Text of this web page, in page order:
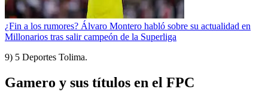
¿Fin a los rumores? Álvaro Montero habló sobre su actualidad en
Millonarios tras salir campeón de la Superliga
9) 5 Deportes Tolima.
Gamero y sus títulos en el FPC